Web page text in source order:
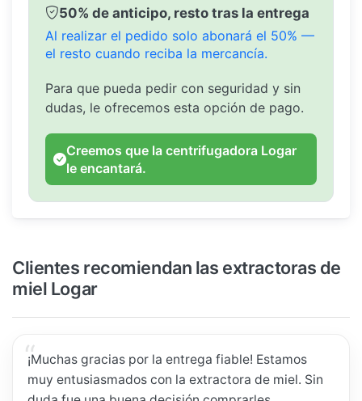
50% de anticipo, resto tras la entrega
Al realizar el pedido solo abonará el 50% —
el resto cuando reciba la mercancía.
Para que pueda pedir con seguridad y sin
dudas, le ofrecemos esta opción de pago.
Creemos que la centrifugadora Logar
le encantará.
Clientes recomiendan las extractoras de
miel Logar
¡Muchas gracias por la entrega fiable! Estamos
muy entusiasmados con la extractora de miel. Sin